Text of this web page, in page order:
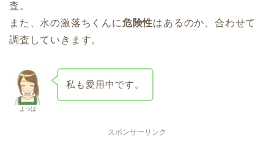
査。
また、水の激落ちくんに危険性はあるのか、合わせて
調査していきます。
よつば
私も愛用中です。
スポンサーリンク